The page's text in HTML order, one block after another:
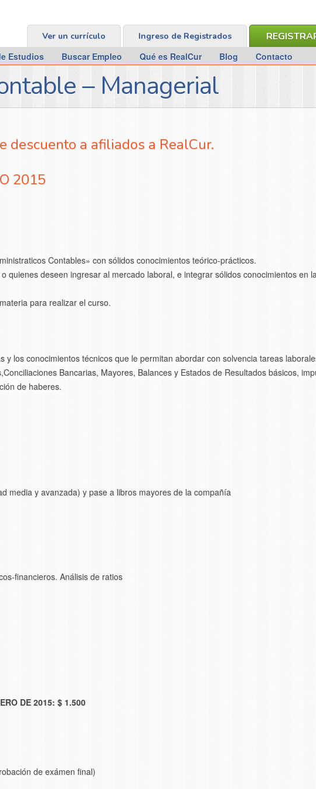
Ingreso de Registrados
Ver un currículo
Estudios Buscar Empleo Qué es RealCur Blog Contacto
– Managerial
descuento a afiliados a RealCur.
2015
Contables» con sólidos conocimientos teórico-prácticos.
quienes deseen ingresar al mercado laboral, e integrar sólidos conocimientos en
para realizar el curso.
y los conocimientos técnicos que le permitan abordar con solvencia tareas
Bancarias, Mayores, Balances y Estados de Resultados básicos,
de haberes.
media y avanzada) y pase a libros mayores de la compañía
financieros. Análisis de ratios
DE 2015: $ 1.500
de exámen final)